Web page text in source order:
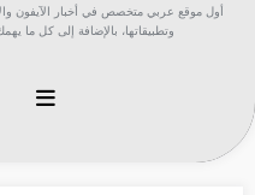
أول موقع عربي متخصص في أخبار الآيفون
وتطبيقاتها، بالإضافة إلى كل ما